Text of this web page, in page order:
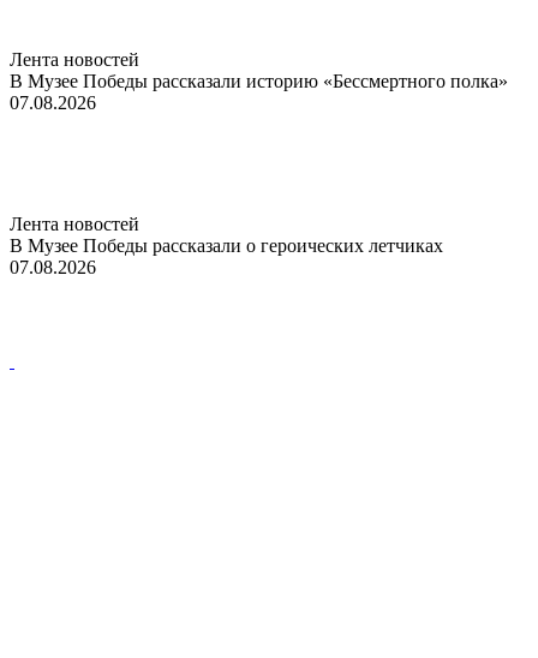
Лента новостей
В Музее Победы рассказали историю «Бессмертного полка»
07.08.2026
Лента новостей
В Музее Победы рассказали о героических летчиках
07.08.2026